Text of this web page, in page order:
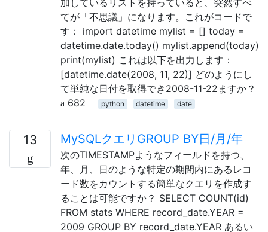
てが「不思議」になります。これがコードで
す： import datetime mylist = [] today =
datetime.date.today() mylist.append(today)
print(mylist) これは以下を出力します：
[datetime.date(2008, 11, 22)] どのようにし
て単純な日付を取得でき2008-11-22ますか？
682
python datetime date
13 MySQLクエリGROUP BY日/月/年
次のTIMESTAMPようなフィールドを持つ、
年、月、日のような特定の期間内にあるレコ
ード数をカウントする簡単なクエリを作成す
ることは可能ですか？ SELECT COUNT(id)
FROM stats WHERE record_date.YEAR =
2009 GROUP BY record_date.YEAR あるい